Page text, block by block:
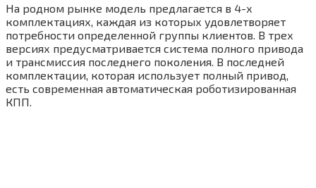
На родном рынке модель предлагается в 4-х
комплектациях, каждая из которых удовлетворяет
потребности определенной группы клиентов. В трех
версиях предусматривается система полного привода
и трансмиссия последнего поколения. В последней
комплектации, которая использует полный привод,
есть современная автоматическая роботизированная
КПП.